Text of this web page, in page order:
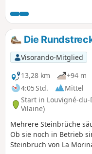
Die
Visorando-Mitglied
13,28 km
+94 m
4:05 Std.
Mittel
Start in Louvigné-
Vilaine)
Mehrere Steinbrüche
Ob sie noch in Betrieb
Steinbruch von La